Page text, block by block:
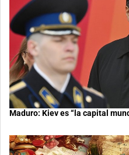
Maduro: Kiev es “la capital